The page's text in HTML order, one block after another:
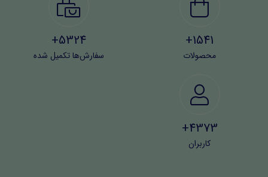
1541+
محصولات
5324+
سفارش‌ها تکمیل شده
4373+
کاربران